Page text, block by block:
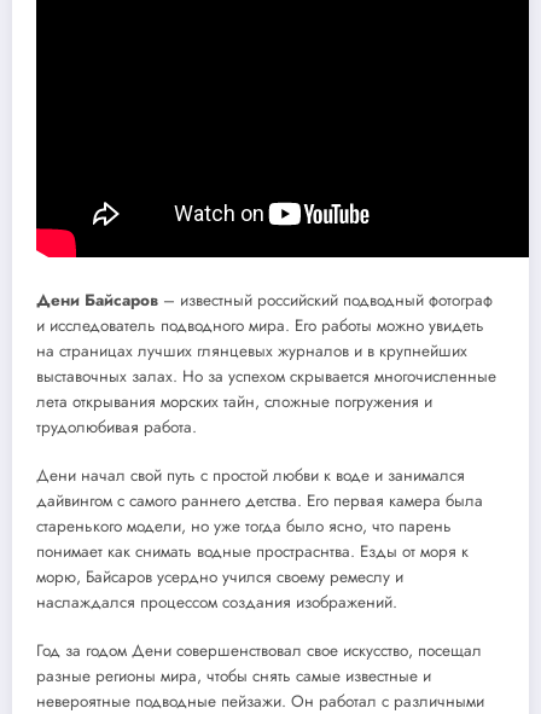
Дени Байсаров – известный российский подводный фотограф
и исследователь подводного мира. Его работы можно увидеть
на страницах лучших глянцевых журналов и в крупнейших
выставочных залах. Но за успехом скрывается многочисленные
лета открывания морских тайн, сложные погружения и
трудолюбивая работа.
Дени начал свой путь с простой любви к воде и занимался
дайвингом с самого раннего детства. Его первая камера была
старенького модели, но уже тогда было ясно, что парень
понимает как снимать водные простраснтва. Езды от моря к
морю, Байсаров усердно учился своему ремеслу и
наслаждался процессом создания изображений.
Год за годом Дени совершенствовал свое искусство, посещал
разные регионы мира, чтобы снять самые известные и
невероятные подводные пейзажи. Он работал с различными